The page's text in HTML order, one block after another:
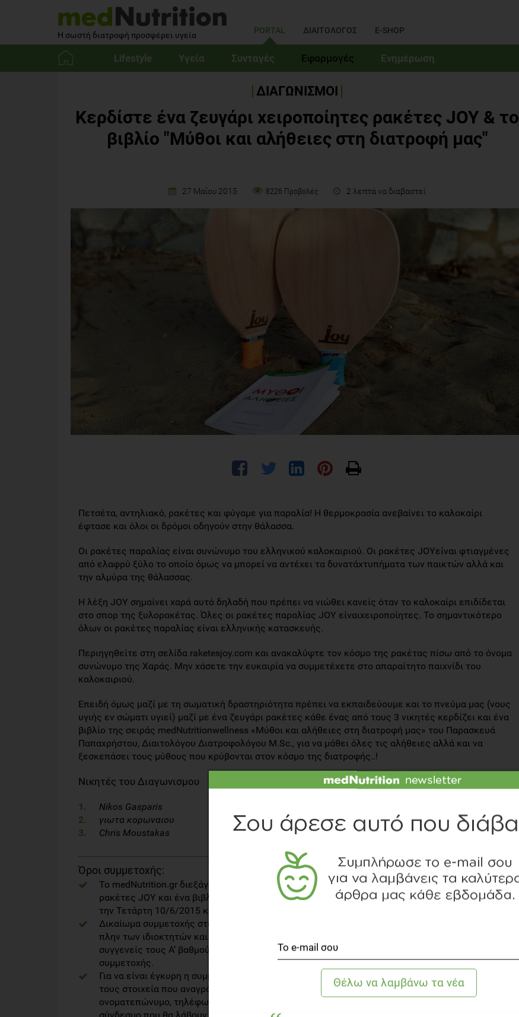
Η σωστή διατροφή προσφέρει υγεία PORTAL ΔΙΑΙΤΟΛΟΓΟΣ E-SHOP
Lifestyle Υγεία Συνταγές Εφαρμογές Ενημέρωση
ΔΙΑΓΩΝΙΣΜΟΙ
Κερδίστε ένα ζευγάρι χειροποίητες ρακέτες JOY & το
βιβλίο "Mύθοι και αλήθειες στη διατροφή μας"
27 Μαΐου 2015 8226 Προβολές 2 λεπτά να διαβαστεί
Πετσέτα, αντηλιακό, ρακέτες και φύγαμε για παραλία! Η θερμοκρασία ανεβαίνει το καλοκαίρι
έφτασε και όλοι οι δρόμοι οδηγούν στην θάλασσα.
Οι ρακέτες παραλίας είναι συνώνυμο του ελληνικού καλοκαιριού. Οι ρακέτες JΟΥείναι φτιαγμένες
από ελαφρύ ξύλο το οποίο όμως να μπορεί να αντέχει τα δυνατάχτυπήματα των παικτών αλλά και
την αλμύρα της θάλασσας.
Η λέξη JOY σημαίνει χαρά αυτό δηλαδή που πρέπει να νιώθει κανείς όταν το καλοκαίρι επιδίδεται
στο σπορ της ξυλορακέτας. Όλες οι ρακέτες παραλίας JOY είναιχειροποίητες. Το σημαντικότερο
όλων οι ρακέτες παραλίας είναι ελληνικής κατασκευής.
Περιηγηθείτε στη σελίδα raketesjoy.com και ανακαλύψτε τον κόσμο της ρακέτας πίσω από το όνομα
συνώνυμο της Χαράς. Μην χάσετε την ευκαιρία να συμμετέχετε στο απαραίτητο παιχνίδι του
καλοκαιριού.
Επειδή όμως μαζί με τη σωματική δραστηριότητα πρέπει να εκπαιδεύουμε και το πνεύμα μας (νους
υγιής εν σώματι υγιεί) μαζί με ένα ζευγάρι ρακέτες κάθε ένας από τους 3 νικητές κερδίζει και ένα
βιβλίο της σειράς medNutritionwellness «Μύθοι και αλήθειες στη διατροφή μας» του Παρασκευά
Παπαχρήστου, Διαιτολόγου Διατροφολόγου M.Sc., για να μάθει όλες τις αλήθειες αλλά και να
ξεσκεπάσει τους μύθους που κρύβονται στον κόσμο της διατροφής..!
Νικητές του Διαγωνισμου
Nikos Gasparis
γιωτα κορωναιου
Chris Moustakas
Όροι συμμετοχής:
Το medNutrition.gr διεξάγει διαγωνισμό εκ του οποίου 3 (τρείς) νικητές θα κερδίσουν από 2
ρακέτες JOY και ένα βιβλίο "Μύθοι και αλήθειες στη διατροφή μας", με δεκτές συμμετοχές ως
την Τετάρτη 10/6/2015 και ώρα 14:30.
Δικαίωμα συμμετοχής στο διαγωνισμό έχει οποιοδήποτε φυσικό πρόσωπο, άνω των 18 ετών,
πλην των ιδιοκτητών και των εργαζομένων στο mednutrition.gr καθώς και οι σύζυγοι και
συγγενείς τους Α’ βαθμού, αποστέλλοντας τη συμμετοχή του μέσω της αντίστοιχης φόρμας
συμμετοχής.
Για να είναι έγκυρη η συμμετοχή, οι συμμετέχοντες θα πρέπει να στείλουν τα πλήρη και ακριβή
τους στοιχεία που αναγράφονται ως υποχρεωτικά στη φόρμα συμμετοχής στο διαγωνισμό (πχ.
ονοματεπώνυμο, τηλέφωνο, e-mail) και να επιβεβαιώσουν τη συμμετοχή τους πατώντας το